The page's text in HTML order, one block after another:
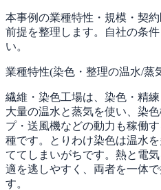
本事例の業種特性・規模・契
前提を整理します。自社の条
い。
業種特性(染色・整理の温水/蒸
繊維・染色工場は、染色・精
大量の温水と蒸気を使い、染
プ・送風機などの動力も稼働
種です。とりわけ染色は温水
ててしまいがちです。熱と電
適を逃しやすく、両者を一体
す。